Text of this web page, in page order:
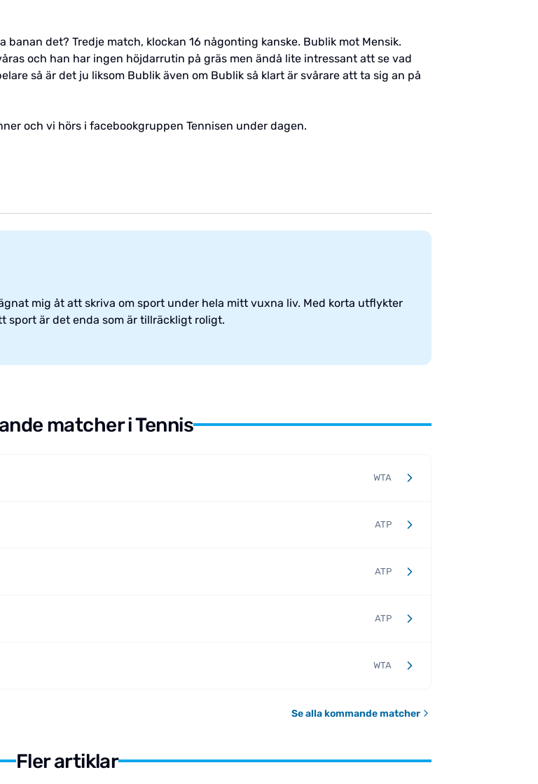
det? Tredje match, klockan 16 någonting kanske. Bublik mot Mensik.
och han har ingen höjdarrutin på gräs men ändå lite intressant att se vad
så är det ju liksom Bublik även om Bublik så klart är svårare att ta sig an på
och vi hörs i facebookgruppen Tennisen under dagen.
mig åt att skriva om sport under hela mitt vuxna liv. Med korta utflykter
sport är det enda som är tillräckligt roligt.
matcher i Tennis
WTA
ATP
ATP
ATP
WTA
Se alla kommande matcher
Fler artiklar